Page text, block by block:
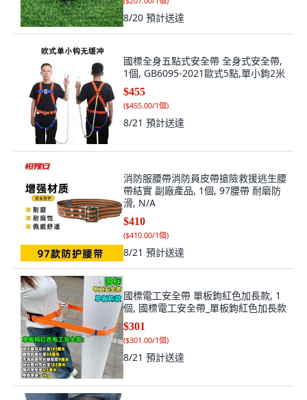
8/20 預計送達
國標全身五點式安全帶 全身式安全帶,
1個, GB6095-2021歐式5點,單小鉤2米
$455
($455.00/1個)
8/21 預計送達
消防服腰帶消防員皮帶搶險救援逃生腰
帶結實 副廠產品, 1個, 97腰帶 耐磨防
滑, N/A
$410
($410.00/1個)
8/21 預計送達
國標電工安全帶 單板鉤紅色加長款, 1
個, 國標電工安全帶_單板鉤紅色加長款
$301
($301.00/1個)
8/21 預計送達